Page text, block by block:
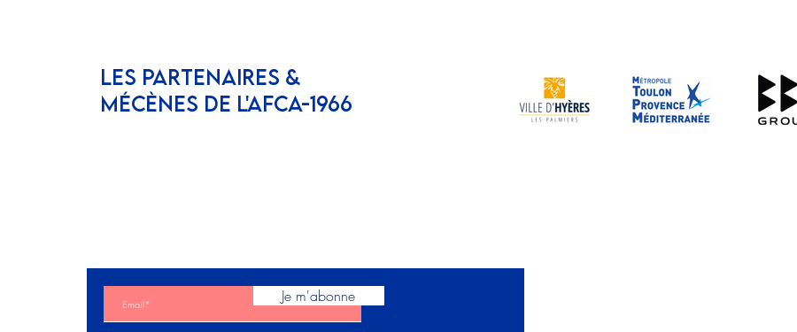
LES PARTENAIRES &
MÉCÈNES DE L'AFCA-1966
Je m'abonne